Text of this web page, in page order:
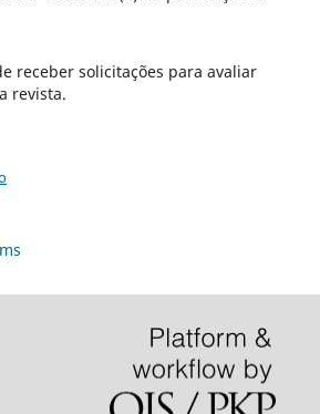
revista.